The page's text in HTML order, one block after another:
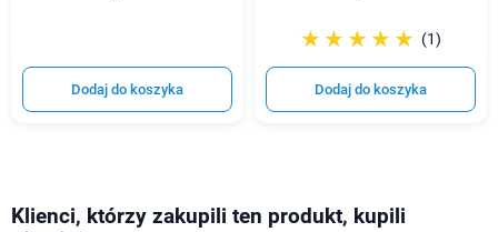
Dodaj do koszyka
☆☆☆☆☆
★★★★★ (1)
Dodaj do koszyka
Klienci, którzy zakupili ten produkt, kupili